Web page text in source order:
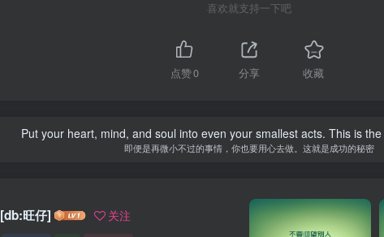
喜欢就支持一下吧
点赞0 分享 收藏
Put your heart, mind, and soul into even your smallest acts. This is
即便是再微小不过的事情，你也要用心去做。这就是成功的秘密
[db:旺仔] 关注